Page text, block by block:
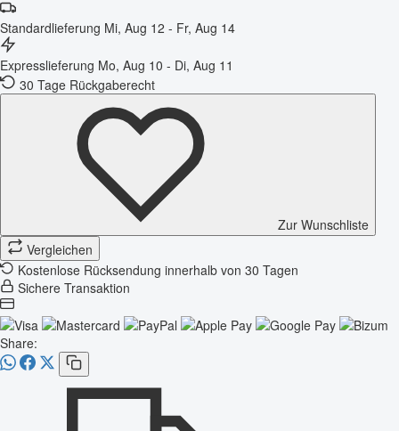
Standardlieferung Mi, Aug 12 - Fr, Aug 14
Expresslieferung Mo, Aug 10 - Di, Aug 11
30 Tage Rückgaberecht
Zur Wunschliste
Vergleichen
Kostenlose Rücksendung innerhalb von 30 Tagen
Sichere Transaktion
Share: